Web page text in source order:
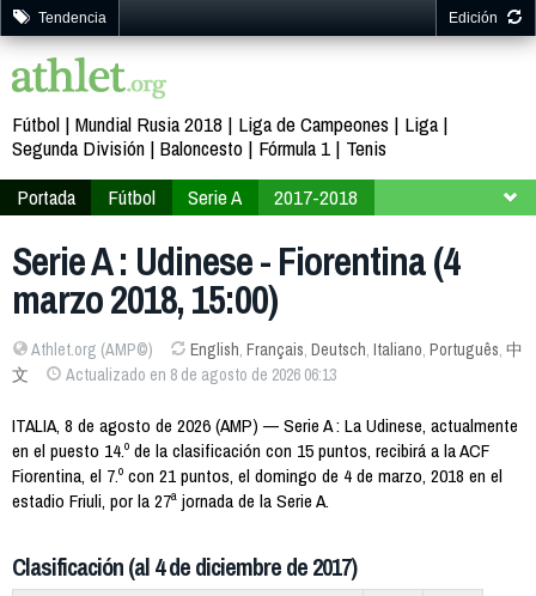
Tendencia Edición
Fútbol Mundial Rusia 2018 Liga de Campeones
Liga
Segunda División Baloncesto Fórmula 1
Tenis
Portada
Fútbol Serie A
2017-2018
Serie A : Udinese - Fiorentina (4
marzo 2018, 15:00)
Athlet.org (AMP©) English, Français, Deutsch, Italiano, Português, 中
文
Actualizado en 8 de agosto de 2026 06:13
ITALIA, 8 de agosto de 2026 (AMP) — Serie A : La Udinese, actualmente
en el puesto 14.º de la clasificación con 15 puntos, recibirá a la ACF
Fiorentina, el 7.º con 21 puntos, el domingo de 4 de marzo, 2018 en el
estadio Friuli, por la 27ª jornada de la Serie A.
Clasificación (al 4 de diciembre de 2017)